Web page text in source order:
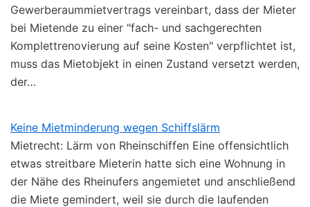
Gewerberaummietvertrags vereinbart, dass der Mieter
bei Mietende zu einer "fach- und sachgerechten
Komplettrenovierung auf seine Kosten" verpflichtet ist,
muss das Mietobjekt in einen Zustand versetzt werden,
der…
Keine Mietminderung wegen Schiffslärm
Mietrecht: Lärm von Rheinschiffen Eine offensichtlich
etwas streitbare Mieterin hatte sich eine Wohnung in
der Nähe des Rheinufers angemietet und anschließend
die Miete gemindert, weil sie durch die laufenden